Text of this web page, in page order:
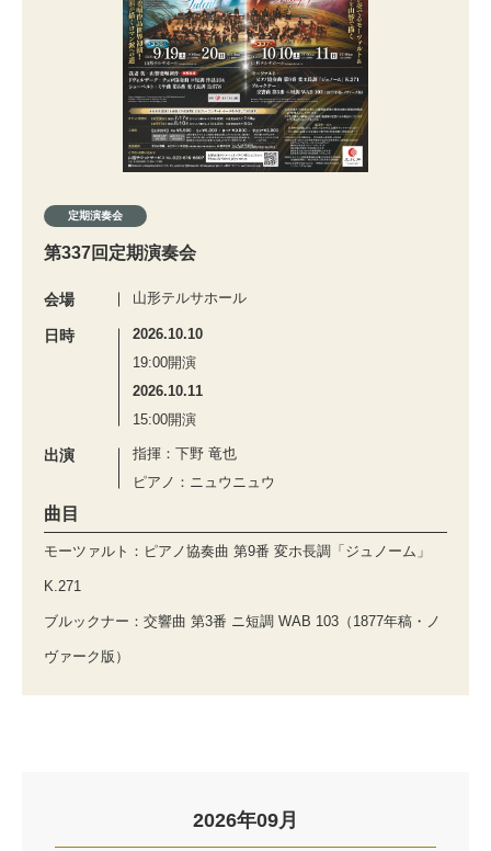
定期演奏会
第337回定期演奏会
会場 山形テルサホール
日時
2026.10.10
19:00開演
2026.10.11
15:00開演
出演
指揮：下野 竜也
ピアノ：ニュウニュウ
曲目
モーツァルト：ピアノ協奏曲 第9番 変ホ長調「ジュノーム」
K.271
ブルックナー：交響曲 第3番 ニ短調 WAB 103（1877年稿・ノ
ヴァーク版）
2026年09月